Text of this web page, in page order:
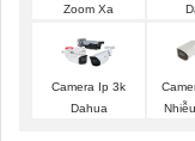
SẢN
Zoom Xa
Camera Ip 3k
Dahua